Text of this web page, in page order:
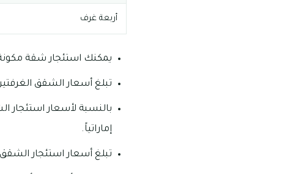
أربعة غرف
يمكنك استئجار شقة مكونة من
تبلغ أسعار الشقق الغرفتين وصالة ما يقرب
إماراتياً.
تبلغ أسعار استئجار الشقق الأربعة غرف